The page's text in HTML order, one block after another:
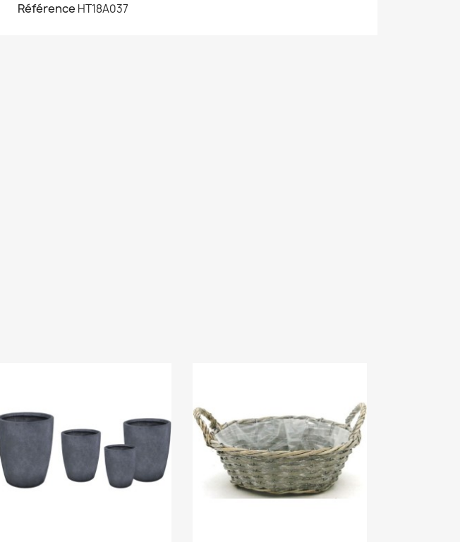
Référence HT18A037